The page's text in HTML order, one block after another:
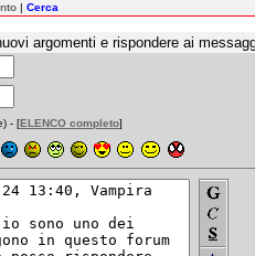
| Cerca
argomenti e rispondere ai
- [ELENCO completo]